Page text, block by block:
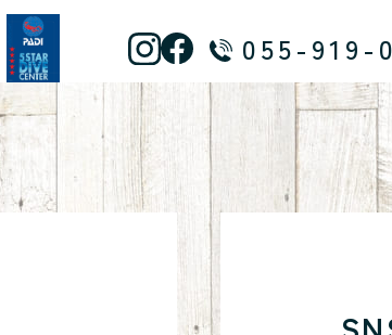
055-919-